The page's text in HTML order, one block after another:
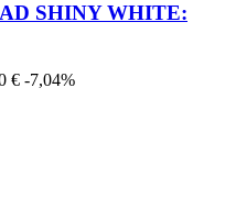
SHINY WHITE:
€ -7,04%